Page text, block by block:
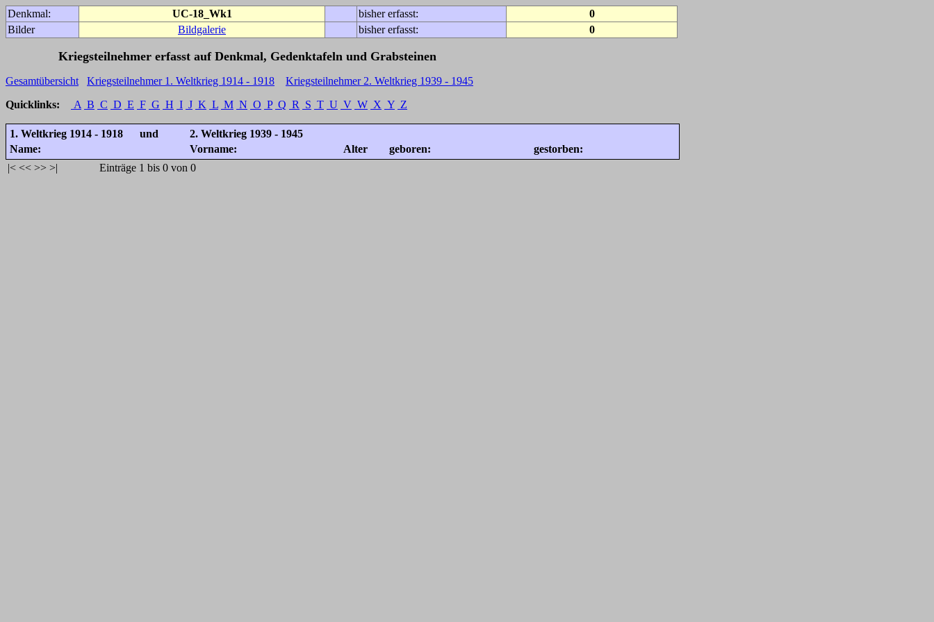
Denkmal: UC-18_Wk1 bisher erfasst:
0
Bilder
Bildgalerie bisher erfasst: 0
Kriegsteilnehmer erfasst auf Denkmal, Gedenktafeln und Grabsteinen
Gesamtübersicht Kriegsteilnehmer 1. Weltkrieg 1914 - 1918
Kriegsteilnehmer 2. Weltkrieg 1939 - 1945
Quicklinks:
A B C D E F G H I J K L M N O P Q R S T U V W X Y Z
1. Weltkrieg 1914 - 1918 und
2. Weltkrieg 1939 - 1945
Name:
Vorname: Alter geboren:
gestorben:
|< << >> >| Einträge 1 bis 0 von 0